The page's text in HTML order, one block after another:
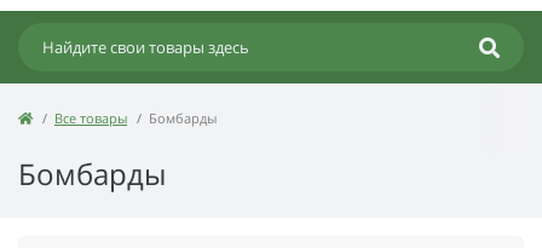
Все товары Бомбарды
Бомбарды